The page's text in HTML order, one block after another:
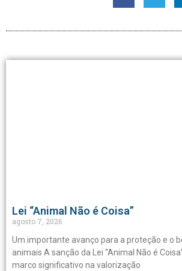
Lei “Animal Não é Coisa”
agosto 7, 2026
Um importante avanço para a proteção e o
animais A sanção da Lei “Animal Não é
marco significativo na valorização